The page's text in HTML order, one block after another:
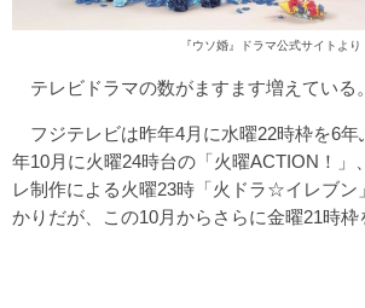
『ウソ婚』ドラマ公式サイト より
テレビドラマの数がますます増えている。
フジテレビは昨年4月に水曜22時枠を6年
年10月に火曜24時台の「火曜ACTION！」
レ制作による火曜23時「火ドラ☆イレブン
かりだが、この10月からさらに金曜21時枠